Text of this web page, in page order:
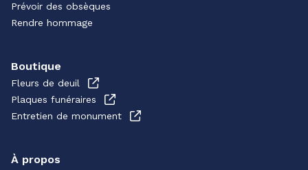
Prévoir des obsèques
Rendre hommage
Boutique
Fleurs de deuil
Plaques funéraires
Entretien de monument
À propos